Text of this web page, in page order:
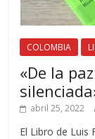
COLOMBIA
«De la
abril 25, 2022
El Libro de Luis